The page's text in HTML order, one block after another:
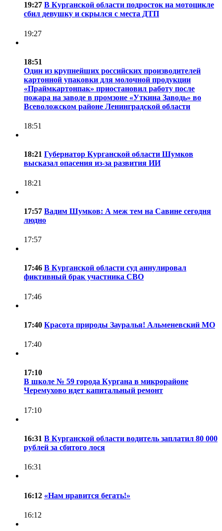
19:27 В Курганской области подросток на мотоцикле
сбил девушку и скрылся с места ДТП
19:27
18:51
Один из крупнейших российских производителей
картонной упаковки для молочной продукции
«Праймкартонпак» приостановил работу после
пожара на заводе в промзоне «Уткина Заводь» во
Всеволожском районе Ленинградской области
18:51
18:21 Губернатор Курганской области Шумков
высказал опасения из-за развития ИИ
18:21
17:57 Вадим Шумков: А меж тем на Савине сегодня
людно
17:57
17:46 В Курганской области суд аннулировал
фиктивный брак участника СВО
17:46
17:40 Красота природы Зауралья! Альменевский МО
17:40
17:10
В школе № 59 города Кургана в микрорайоне
Черемухово идет капитальный ремонт
17:10
16:31 В Курганской области водитель заплатил 80 000
рублей за сбитого лося
16:31
16:12 «Нам нравится бегать!»
16:12